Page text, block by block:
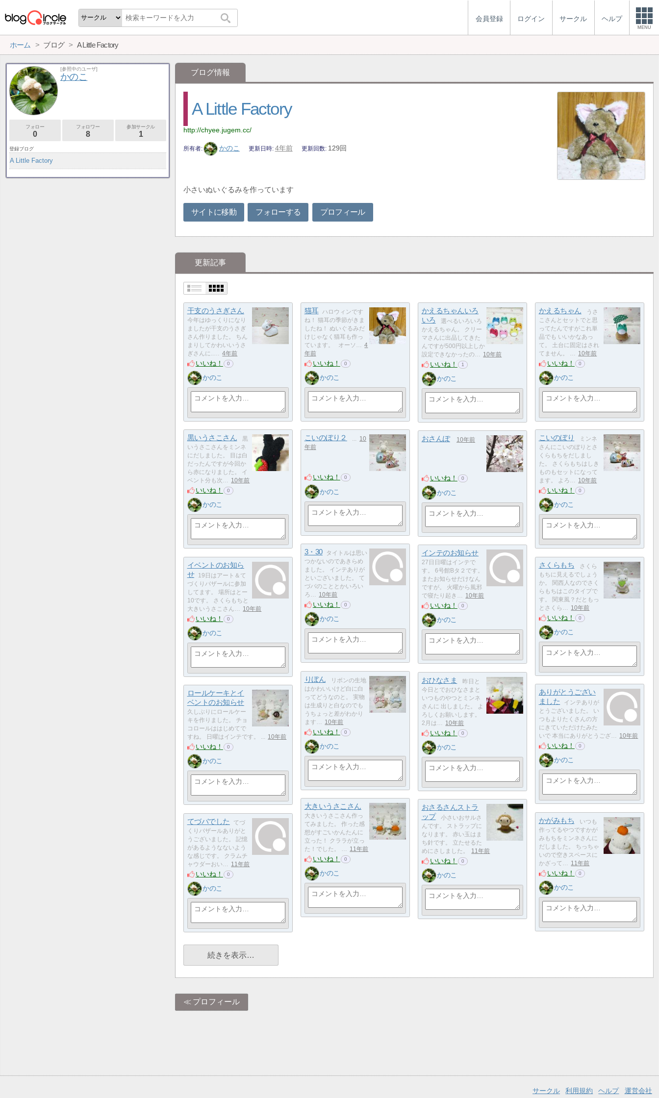
会員登録 ログイン サークル ヘルプ
MENU
ホーム ブログ A Little Factory
ブログ情報
A Little Factory
http://chyee.jugem.cc/
所有者 かのこ 更新日時 4年前 更新回数 129回
小さいぬいぐるみを作っています
サイトに移動 フォローする プロフィール
更新記事
干支のうさぎさん
今年はゆっくりになり
ましたが干支のうさぎ
さん作りました。 ちん
まりしてかわいいうさ
ぎさんに..…
4年前
いいね！ 0
かのこ
猫耳
ハロウィンです
ね！ 猫耳の季節がきま
したね！ ぬいぐるみだ
けじゃなく猫耳も作っ
ています。 オーソ…
4
年前
いいね！ 0
かのこ
かえるちゃんいろ
いろ
選べるいろいろ
かえるちゃん。 クリー
マさんに出品してきた
んですが500円以上しか
設定できなかったの…
10年前
いいね！ 1
かのこ
かえるちゃん
うさ
こさんとセットでと思
ってたんですがこれ単
品でも いいかなあっ
て。 土台に固定はされ
てません。 …
10年前
いいね！ 0
かのこ
黒いうさこさん
黒
いうさこさんをミンネ
にだしました。 目は白
だったんですが今回か
ら赤になりました。 イ
ベント分も次…
10年前
いいね！ 0
かのこ
こいのぼり２
10
年前
いいね！ 0
かのこ
こいのぼり
ミンネ
さんにこいのぼりとさ
くらもちをだしまし
た。 さくらもちはしき
ものもセットになって
ます。 よろ…
10年前
いいね！ 0
かのこ
おさんぽ 10年前
いいね！ 0
かのこ
3・30
タイトルは思い
つかないのであきらめ
ました。 インテありが
といございました。 て
づバのこととかいろい
ろ…
10年前
いいね！ 0
かのこ
インテのお知らせ
27日日曜はインテで
す。 6号館Bタ２です。
またお知らせだけなん
ですが。 火曜から風邪
で寝たり起き…
10年前
いいね！ 0
かのこ
イベントのお知ら
せ
19日はアート＆て
づくりバザールに参加
してます。 場所はとー
10です。 さくらもちと
大きいうさこさん…
10年前
いいね！ 0
かのこ
さくらもち
さくら
もちに見えるでしょう
か。 関西人なのでさく
らもちはこのタイプで
す。 関東風？だともっ
とさくら…
10年前
いいね！ 0
かのこ
りぼん
リボンの生地
はかわいいけど白に白
ってどうなのと。 実物
は生成りと白なのでも
うちょっと差がわかり
ます…
10年前
いいね！ 0
かのこ
おひなさま
昨日と
今日とでおひなさまと
いつものやつとミンネ
さんに 出しました。 よ
ろしくお願いします。
2月は…
10年前
いいね！ 0
かのこ
ありがとうござい
ました
インテありが
とうございました。 い
つもよりたくさんの方
にきていただけたみた
いで 本当にありがとうござ…
10年前
いいね！ 0
かのこ
ロールケーキとイ
ベントのお知らせ
久しぶりにロールケー
キを作りました。 チョ
コロールははじめてで
すね。 日曜はインテです。 ...
10年前
いいね！ 0
かのこ
大きいうさこさん
大きいうさこさん作っ
てみました。 作った感
想がすごいかんたんに
立った！ クララが立っ
た！でした。 …
11年前
いいね！ 0
かのこ
おさるさんストラ
ップ
小さいおサルさ
んです。 ストラップに
なります。 赤い玉はま
ち針です。 立たせるた
めにさしました。
11年前
いいね！ 0
かのこ
かがみもち
いつも
作ってるやつですかが
みもちをミンネさんに
だしました。 ちっちゃ
いので空きスペースに
かざって…
11年前
いいね！ 0
かのこ
てづバでした
てづ
くりバザールありがと
うございました。 記憶
があるようなないよう
な感じです。 クラムチ
ャウダーおい…
11年前
いいね！ 0
かのこ
続きを表示…
プロフィール
[参照中のユーザ]
かのこ
フォロー
0
フォロワー
8
参加サークル
1
登録ブログ
A Little Factory
サークル 利用規約 ヘルプ
運営会社